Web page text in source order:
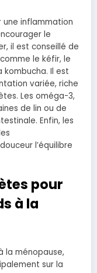
inflammation
le
il est conseillé de
le kéfir, le
Il est
variée, riche
Les oméga-3,
de lin ou de
Enfin, les
l’équilibre
pour
à la
la ménopause,
sur la